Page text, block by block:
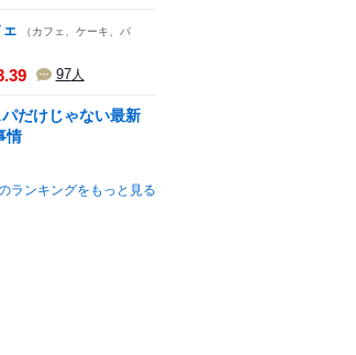
（カフェ、ケーキ、パ
97人
だけじゃない最新
情
ランキングをもっと見る